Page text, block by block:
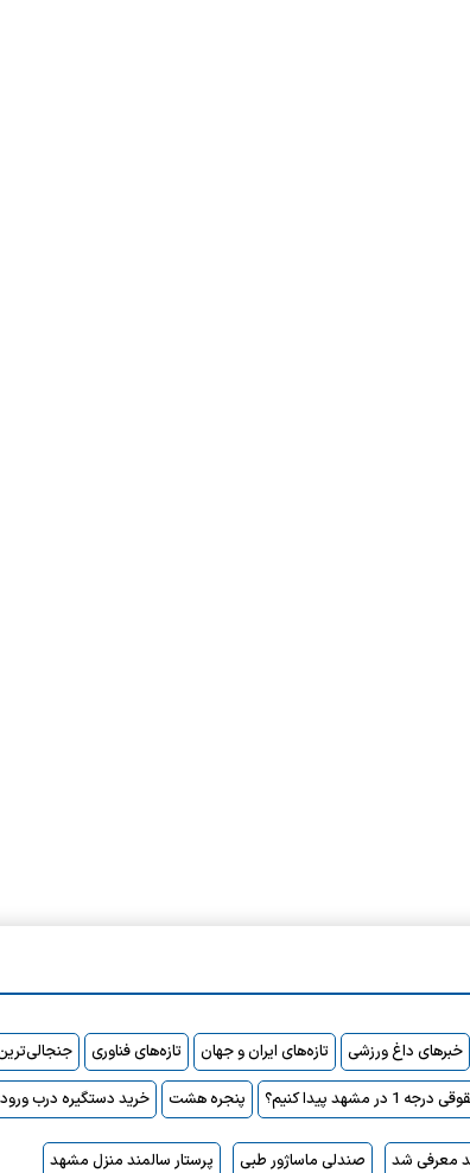
خبرهای داغ ورزشی تازه‌های ایران و جهان تازه‌های فناوری
مشهد پیدا کنیم؟ پنجره هشت خرید دستگیره درب
معرفی شد صندلی ماساژور طبی پرستار سالمند منزل مشهد